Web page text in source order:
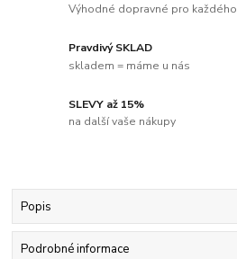
Výhodné dopravné pro každého
Pravdivý SKLAD
skladem = máme u nás
SLEVY až 15%
na další vaše nákupy
Popis
Podrobné informace